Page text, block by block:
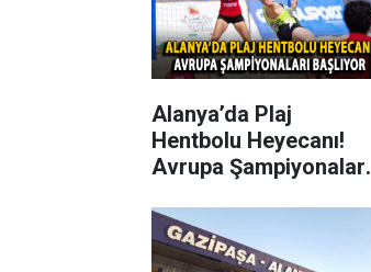
Alanya’da Plaj
Hentbolu Heyecanı!
Avrupa Şampiyonaları